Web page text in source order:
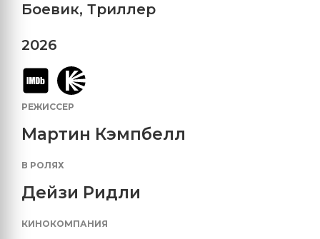
Боевик, Триллер
2026
РЕЖИССЕР
Мартин Кэмпбелл
В РОЛЯХ
Дейзи Ридли
КИНОКОМПАНИЯ